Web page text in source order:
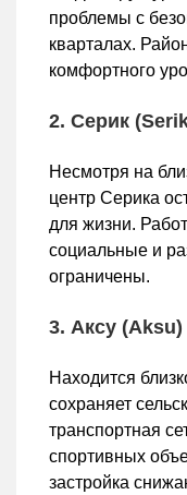
проблемы с
кварталах.
комфортного
2. Серик
Несмотря на
центр Серика
для жизни.
социальные и
ограничены.
3. Аксу (Aksu)
Находится
сохраняет
транспортная
спортивных
застройка